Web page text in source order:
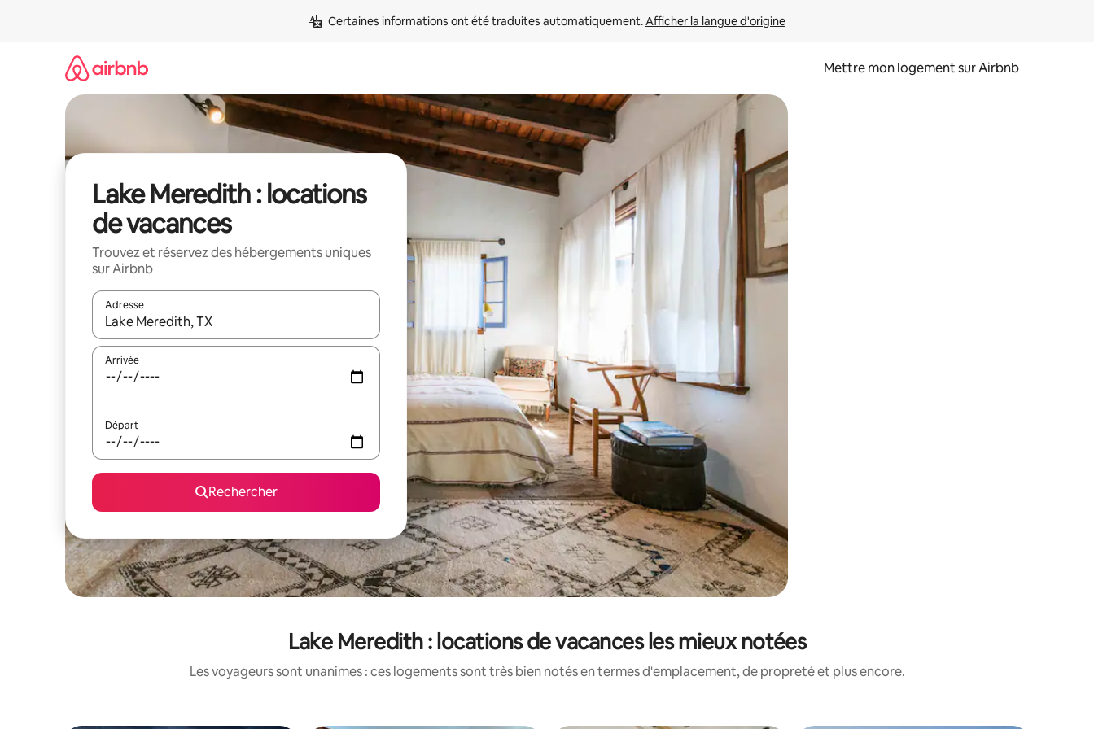
Certaines informations ont été traduites automatiquement. Afficher la langue d'origine
Mettre mon logement sur Airbnb
Lake Meredith : locations
de vacances
Trouvez et réservez des hébergements uniques
sur Airbnb
Adresse
Lorsque les résultats s'affichent, utilisez les flèches vers le haut et vers le bas pour les parcourir ou en appuyant et en faisant glisser.
Arrivée
Départ
Rechercher
Lake Meredith : locations de vacances les mieux notées
Les voyageurs sont unanimes : ces logements sont très bien notés en termes d'emplacement, de propreté et plus encore.